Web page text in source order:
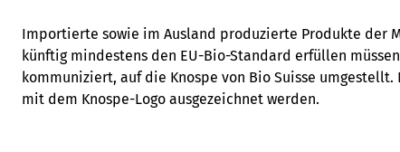
Importierte sowie im Ausland produzierte Produkte der
künftig mindestens den EU-Bio-Standard erfüllen
kommuniziert, auf die Knospe von Bio Suisse umgestellt.
mit dem Knospe-Logo ausgezeichnet werden.